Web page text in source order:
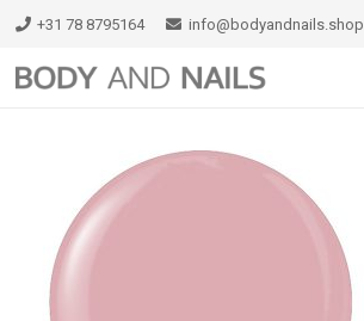
+31 78 8795164 info@bodyandnails.shop